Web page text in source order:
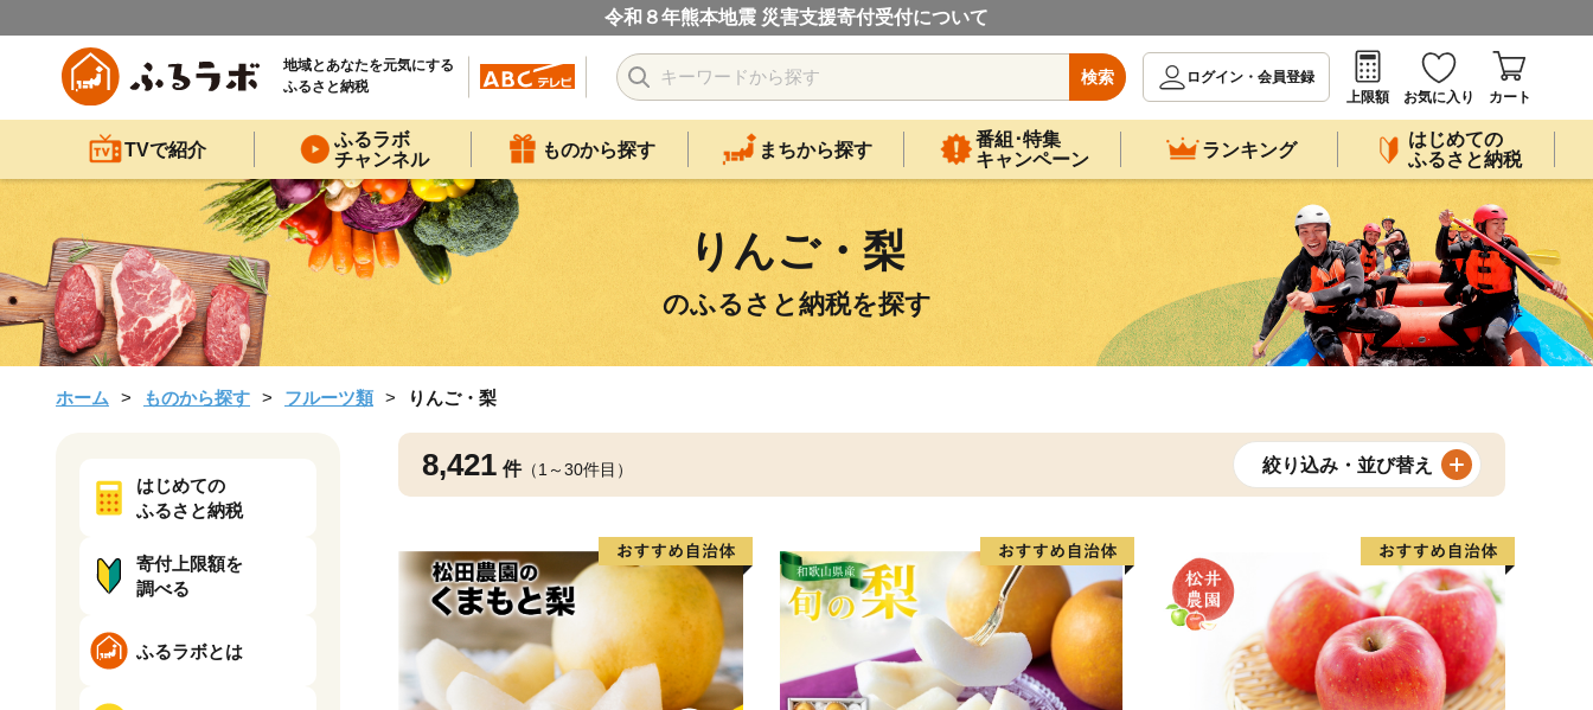
令和８年熊本地震 災害支援寄付受付について
地域とあなたを元気にする
ふるさと納税
検索
ログイン・会員登録
上限額
お気に入り カート
TVで紹介
ふるラボ
チャンネル
ものから探す まちから探す
番組･特集
キャンペーン
ランキング
はじめての
ふるさと納税
りんご・梨
のふるさと納税を探す
ホーム ものから探す フルーツ類 りんご・梨
8,421 件（1～30件目） 絞り込み・並び替え
はじめての
ふるさと納税
寄付上限額を
調べる
ふるラボとは